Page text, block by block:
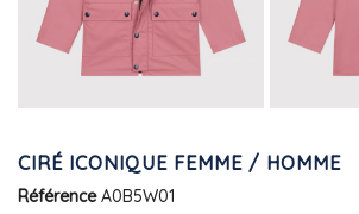
CIRÉ ICONIQUE FEMME / HOMME
Référence A0B5W01